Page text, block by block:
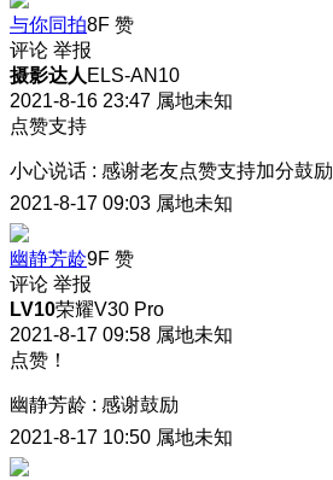
与你同拍8F 赞
评论 举报
摄影达人 ELS-AN10
2021-8-16 23:47 属地未知
点赞支持
小心说话 : 感谢老友点赞支持加分鼓励
2021-8-17 09:03 属地未知
幽静芳龄9F 赞
评论 举报
LV10荣耀V30 Pro
2021-8-17 09:58 属地未知
点赞！
幽静芳龄 : 感谢鼓励
2021-8-17 10:50 属地未知